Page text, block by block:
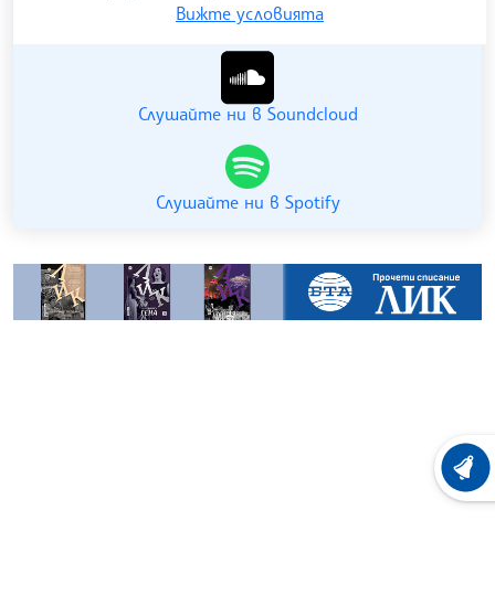
Вижте условията
Гледайте ни в YouTube
Слушайте ни в Soundcloud
Слушайте ни в Spotify